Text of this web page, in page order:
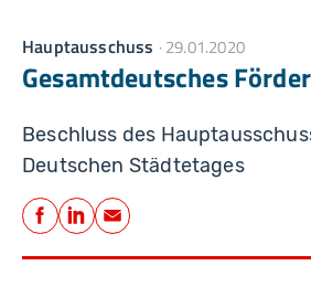
Hauptausschuss 29.01.2020
Gesamtdeutsches
Beschluss des
Deutschen Städtetages
Teilen
Facebook
LinkedIn
E-Mail